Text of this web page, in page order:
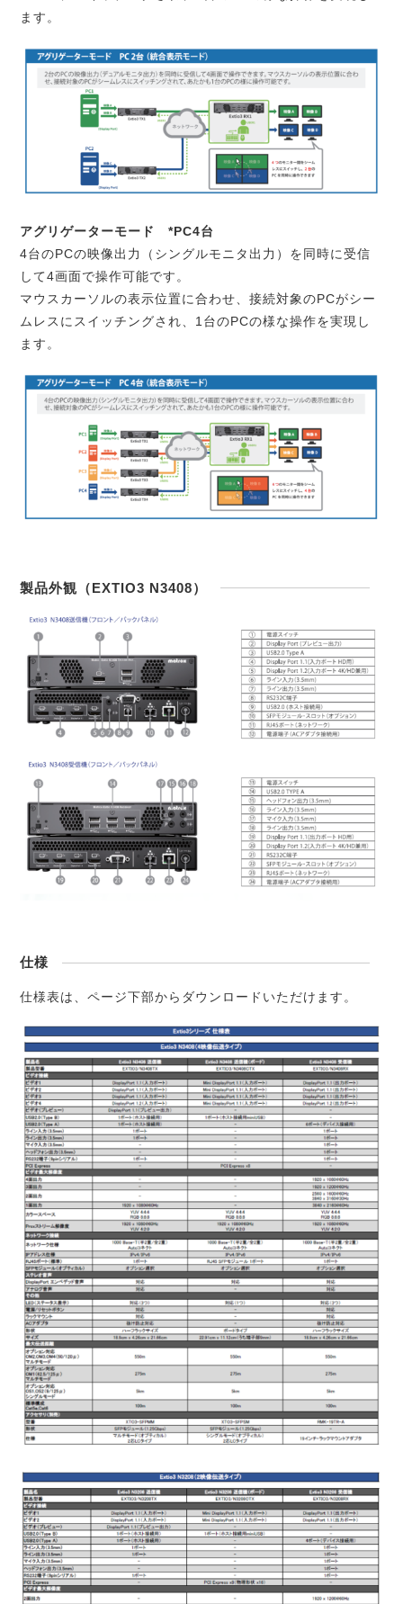
ます。
アグリゲーターモード *PC4台
4台のPCの映像出力（シングルモニタ出力）を同時に受信
して4画面で操作可能です。
マウスカーソルの表示位置に合わせ、接続対象のPCがシー
ムレスにスイッチングされ、1台のPCの様な操作を実現し
ます。
製品外観（EXTIO3 N3408）
仕様
仕様表は、ページ下部からダウンロードいただけます。